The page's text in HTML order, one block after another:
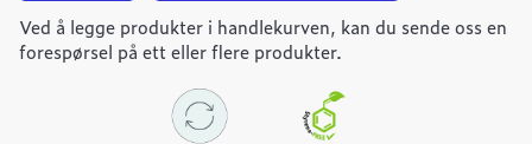
Ulefos
Filcoten
PRO
100
Ved å legge produkter i handlekurven, kan du sende oss en
forespørsel på ett eller flere produkter.